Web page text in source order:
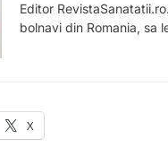
Editor
bolnavi din Romania, sa
X